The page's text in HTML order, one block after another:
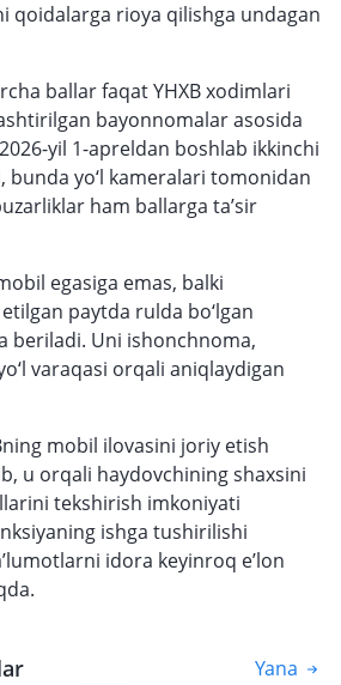
qoidalarga rioya qilishga undagan
ballar faqat YHXB xodimlari
bayonnomalar asosida
yil 1-apreldan boshlab ikkinchi
bunda yo‘l kameralari tomonidan
ham ballarga ta’sir
egasiga emas, balki
paytda rulda bo‘lgan
beriladi. Uni ishonchnoma,
varaqasi orqali aniqlaydigan
mobil ilovasini joriy etish
u orqali haydovchining shaxsini
tekshirish imkoniyati
ishga tushirilishi
idora keyinroq e’lon
Yana